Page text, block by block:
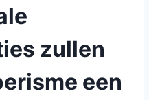
zullen
een